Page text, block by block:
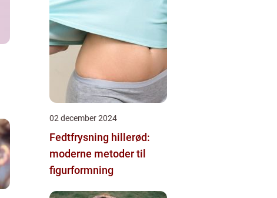
02 december 2024
Fedtfrysning hillerød:
moderne metoder til
figurformning